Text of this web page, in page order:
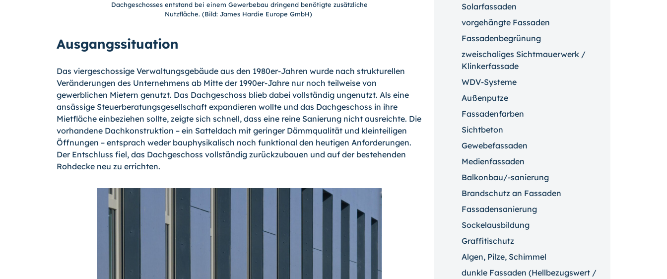
Dachgeschosses entstand bei einem Gewerbebau dringend benötigte zusätzliche
Nutzfläche. (Bild: James Hardie Europe GmbH)
Ausgangssituation
Das viergeschossige Verwaltungsgebäude aus den 1980er-Jahren wurde nach strukturellen
Veränderungen des Unternehmens ab Mitte der 1990er-Jahre nur noch teilweise von
gewerblichen Mietern genutzt. Das Dachgeschoss blieb dabei vollständig ungenutzt. Als eine
ansässige Steuerberatungsgesellschaft expandieren wollte und das Dachgeschoss in ihre
Mietfläche einbeziehen sollte, zeigte sich schnell, dass eine reine Sanierung nicht ausreichte. Die
vorhandene Dachkonstruktion – ein Satteldach mit geringer Dämmqualität und kleinteiligen
Öffnungen – entsprach weder bauphysikalisch noch funktional den heutigen Anforderungen.
Der Entschluss fiel, das Dachgeschoss vollständig zurückzubauen und auf der bestehenden
Rohdecke neu zu errichten.
Solarfassaden
vorgehängte Fassaden
Fassadenbegrünung
zweischaliges Sichtmauerwerk /
Klinkerfassade
WDV-Systeme
Außenputze
Fassadenfarben
Sichtbeton
Gewebefassaden
Medienfassaden
Balkonbau/-sanierung
Brandschutz an Fassaden
Fassadensanierung
Sockelausbildung
Graffitischutz
Algen, Pilze, Schimmel
dunkle Fassaden (Hellbezugswert /